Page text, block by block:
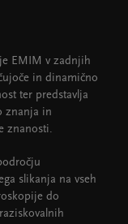
EMIM v zadnjih
in dinamično
ter predstavlja
znanja in
znanosti.
slikanja na vseh
do